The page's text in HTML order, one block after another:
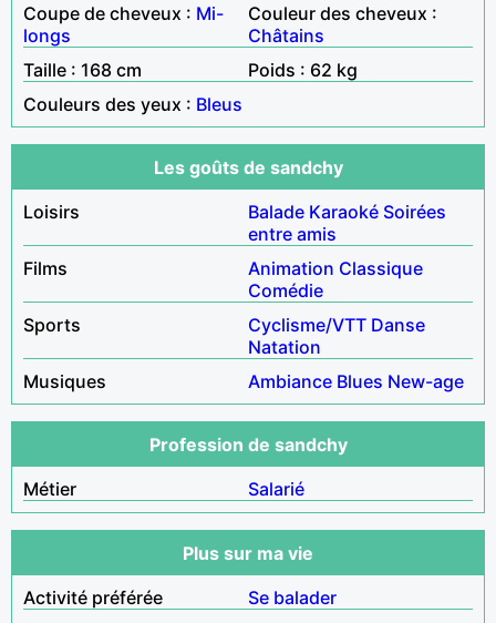
Coupe de cheveux : Mi-
longs
Couleur des cheveux :
Châtains
Taille : 168 cm
Poids : 62 kg
Couleurs des yeux : Bleus
Les goûts de sandchy
Loisirs
Balade Karaoké Soirées
entre amis
Films
Animation Classique
Comédie
Sports
Cyclisme/VTT Danse
Natation
Musiques
Ambiance Blues New-age
Profession de sandchy
Métier
Salarié
Plus sur ma vie
Activité préférée
Se balader